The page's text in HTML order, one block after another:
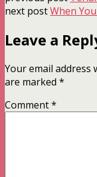
next postWhen
Leave a
Your email address
are marked *
Comment*